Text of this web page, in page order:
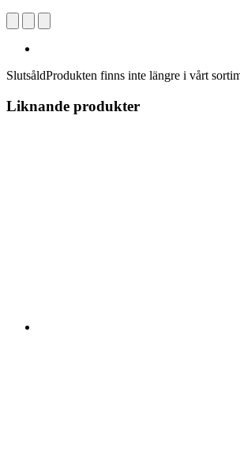
SlutsåldProdukten finns inte längre i vårt
Liknande produkter